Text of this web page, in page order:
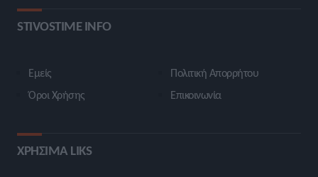
STIVOSTIME INFO
Εμείς
Όροι Χρήσης
Πολιτική Απορρήτου
Επικοινωνία
ΧΡΗΣΙΜΑ LIKS